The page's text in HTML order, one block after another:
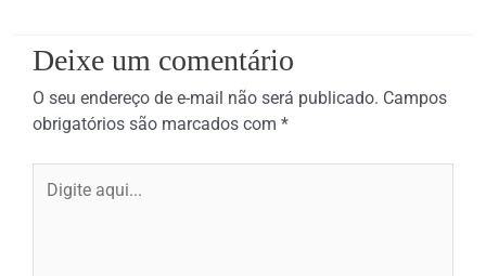
Deixe um comentário
O seu endereço de e-mail não será publicado. Campos
obrigatórios são marcados com *
aqui...